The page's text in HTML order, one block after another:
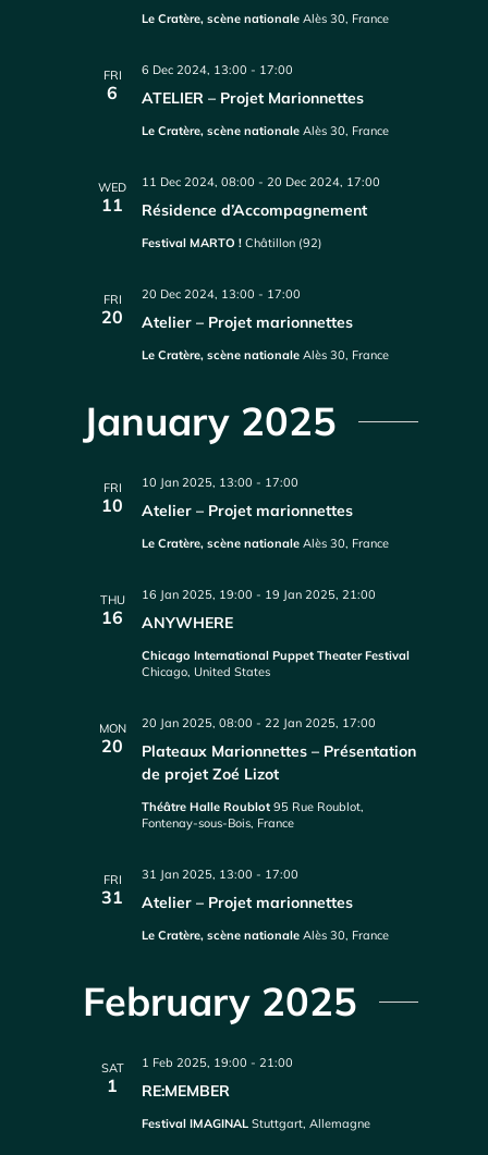
Le Cratère, scène nationaleAlès 30, France
FRI
6 ATELIER – Projet Marionnettes
6 Dec 2024, 13:00 - 17:00
Le Cratère, scène nationaleAlès 30, France
WED
11 Résidence d’Accompagnement
11 Dec 2024, 08:00 -20 Dec 2024, 17:00
Festival MARTO !Châtillon (92)
FRI
20 Atelier – Projet marionnettes
20 Dec 2024, 13:00 - 17:00
Le Cratère, scène nationaleAlès 30, France
January 2025
FRI
10 Atelier – Projet marionnettes
10 Jan 2025, 13:00 - 17:00
Le Cratère, scène nationaleAlès 30, France
THU
16 ANYWHERE
16 Jan 2025, 19:00 - 19 Jan 2025, 21:00
Chicago International Puppet Theater Festival
Chicago, United States
MON
20
Plateaux Marionnettes – Présentation
de projet Zoé Lizot
20 Jan 2025, 08:00 -22 Jan 2025, 17:00
Théâtre Halle Roublot95 Rue Roublot,
Fontenay-sous-Bois, France
FRI
31 Atelier – Projet marionnettes
31 Jan 2025, 13:00 - 17:00
Le Cratère, scène nationaleAlès 30, France
February 2025
SAT
1 RE:MEMBER
1 Feb 2025, 19:00 -21:00
Festival IMAGINALStuttgart, Allemagne